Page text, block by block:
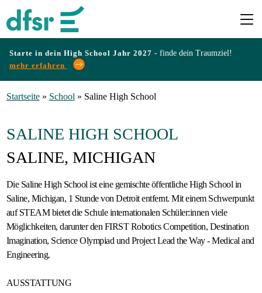
Starte in dein High School Jahr 2027 - finde dein Traumziel!
mehr erfahren
Programme
Infos
&
Erfahrungen
Preise
Gastfamilie
Startseite» School» Saline High School
SALINE HIGH SCHOOL
SALINE, MICHIGAN
Die Saline High School ist eine gemischte öffentliche High School in
Saline, Michigan, 1 Stunde von Detroit entfernt. Mit einem Schwerpunkt
auf STEAM bietet die Schule internationalen Schüler:innen viele
Möglichkeiten, darunter den FIRST Robotics Competition, Destination
Imagination, Science Olympiad und Project Lead the Way - Medical and
Engineering.
AUSSTATTUNG